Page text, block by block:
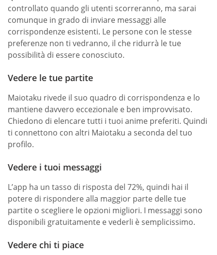
controllato quando gli utenti scorreranno, ma sarai
comunque in grado di inviare messaggi alle
corrispondenze esistenti. Le persone con le stesse
preferenze non ti vedranno, il che ridurrà le tue
possibilità di essere conosciuto.
Vedere le tue partite
Maiotaku rivede il suo quadro di corrispondenza e lo
mantiene davvero eccezionale e ben improvvisato.
Chiedono di elencare tutti i tuoi anime preferiti. Quindi
ti connettono con altri Maiotaku a seconda del tuo
profilo.
Vedere i tuoi messaggi
L’app ha un tasso di risposta del 72%, quindi hai il
potere di rispondere alla maggior parte delle tue
partite o scegliere le opzioni migliori. I messaggi sono
disponibili gratuitamente e vederli è semplicissimo.
Vedere chi ti piace